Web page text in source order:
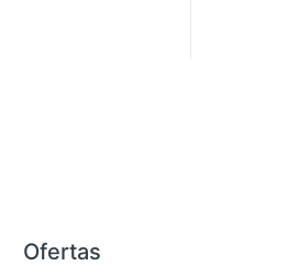
Ofertas